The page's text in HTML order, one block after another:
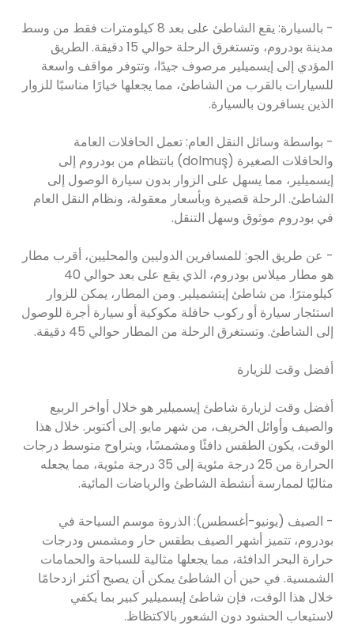
- بالسيارة: يقع الشاطئ على بعد 8 كيلومترات فقط من وسط
مدينة بودروم، وتستغرق الرحلة حوالي 15 دقيقة. الطريق
المؤدي إلى إيسميلير مرصوف جيدًا، وتتوفر مواقف واسعة
للسيارات بالقرب من الشاطئ، مما يجعلها خيارًا مناسبًا للزوار
الذين يسافرون بالسيارة.
- بواسطة وسائل النقل العام: تعمل الحافلات العامة
والحافلات الصغيرة (dolmuş) بانتظام من بودروم إلى
إيسميلير، مما يسهل على الزوار بدون سيارة الوصول إلى
الشاطئ. الرحلة قصيرة وبأسعار معقولة، ونظام النقل العام
في بودروم موثوق وسهل التنقل.
- عن طريق الجو: للمسافرين الدوليين والمحليين، أقرب مطار
هو مطار ميلاس بودروم، الذي يقع على بعد حوالي 40
كيلومترًا. من شاطئ إيتشميلير. ومن المطار، يمكن للزوار
استئجار سيارة أو ركوب حافلة مكوكية أو سيارة أجرة للوصول
إلى الشاطئ. وتستغرق الرحلة من المطار حوالي 45 دقيقة.
أفضل وقت للزيارة
أفضل وقت لزيارة شاطئ إيسميلير هو خلال أواخر الربيع
والصيف وأوائل الخريف، من شهر مايو. إلى أكتوبر. خلال هذا
الوقت، يكون الطقس دافئًا ومشمسًا، ويتراوح متوسط ​​درجات
الحرارة من 25 درجة مئوية إلى 35 درجة مئوية، مما يجعله
مثاليًا لممارسة أنشطة الشاطئ والرياضات المائية.
- الصيف (يونيو-أغسطس): الذروة موسم السياحة في
بودروم، تتميز أشهر الصيف بطقس حار ومشمس ودرجات
حرارة البحر الدافئة، مما يجعلها مثالية للسباحة والحمامات
الشمسية. في حين أن الشاطئ يمكن أن يصبح أكثر ازدحامًا
خلال هذا الوقت، فإن شاطئ إيسميلير كبير بما يكفي
لاستيعاب الحشود دون الشعور بالاكتظاظ.